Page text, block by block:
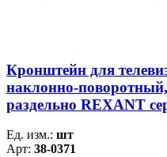
Кронштейн для
наклонно-
раздельно REXANT
Ед. изм.: шт
Арт: 38-0371